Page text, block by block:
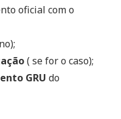
oficial com o
( se for o caso);
GRU do